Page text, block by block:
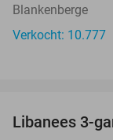
Blankenberge
Verkocht: 10.777
Libanees 3-